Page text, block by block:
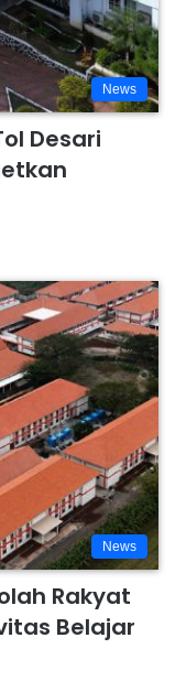
News
Desari
News
Rakyat
Belajar